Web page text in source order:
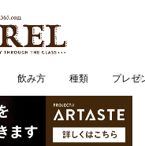
飲み方 種類 プレゼ